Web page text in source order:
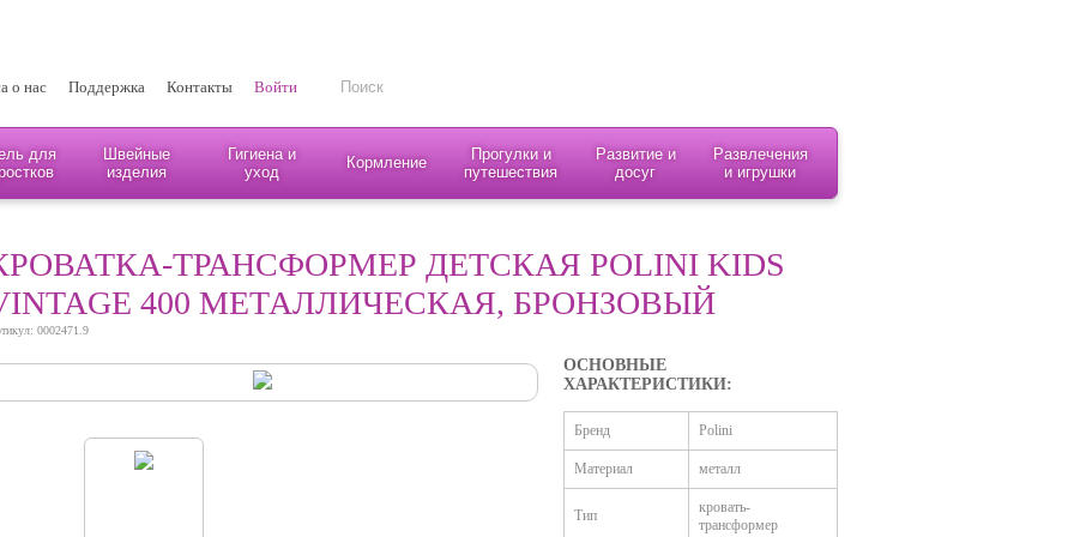
о нас Поддержка Контакты Войти
для
Швейные
изделия
Гигиена и
уход
Кормление
Прогулки и
путешествия
Развитие и
досуг
Развлечения
и игрушки
ТРАНСФОРМЕР ДЕТСКАЯ POLINI KIDS
400 МЕТАЛЛИЧЕСКАЯ, БРОНЗОВЫЙ
0002471.9
ОСНОВНЫЕ
ХАРАКТЕРИСТИКИ:
Бренд Polini
Материал металл
Тип
кровать-
трансформер